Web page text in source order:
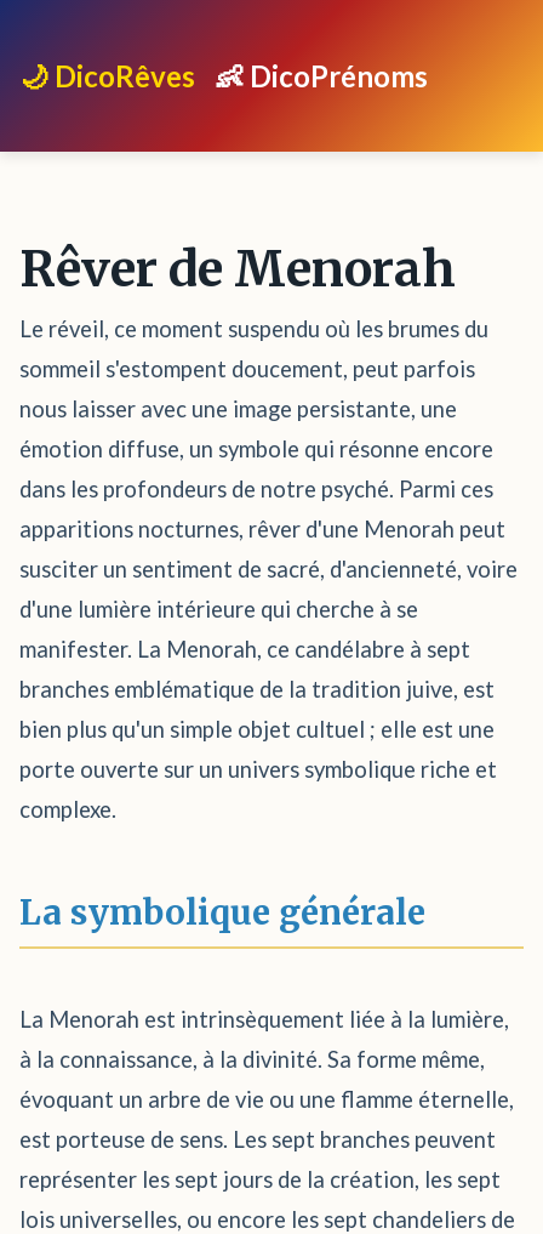
🌙 DicoRêves 👶 DicoPrénoms
Rêver de Menorah
Le réveil, ce moment suspendu où les brumes du
sommeil s'estompent doucement, peut parfois
nous laisser avec une image persistante, une
émotion diffuse, un symbole qui résonne encore
dans les profondeurs de notre psyché. Parmi ces
apparitions nocturnes, rêver d'une Menorah peut
susciter un sentiment de sacré, d'ancienneté, voire
d'une lumière intérieure qui cherche à se
manifester. La Menorah, ce candélabre à sept
branches emblématique de la tradition juive, est
bien plus qu'un simple objet cultuel ; elle est une
porte ouverte sur un univers symbolique riche et
complexe.
La symbolique générale
La Menorah est intrinsèquement liée à la lumière,
à la connaissance, à la divinité. Sa forme même,
évoquant un arbre de vie ou une flamme éternelle,
est porteuse de sens. Les sept branches peuvent
représenter les sept jours de la création, les sept
lois universelles, ou encore les sept chandeliers de